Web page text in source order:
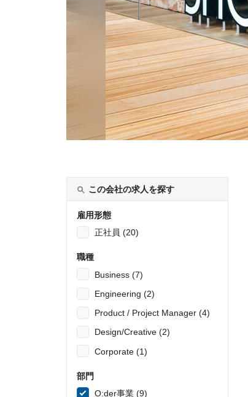
この会社の求人を探す
雇用形態
正社員 (20)
職種
Business (7)
Engineering (2)
Product / Project Manager (4)
Design/Creative (2)
Corporate (1)
部門
O:der事業 (9)